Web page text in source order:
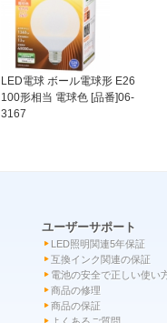
LED電球 ボール電球形 E26
100形相当 電球色 [品番]06-
3167
ユーザーサポート
LED照明関連5年保証
互換インク関連の保証
電池の安全で正しい使い
商品の修理
商品の保証